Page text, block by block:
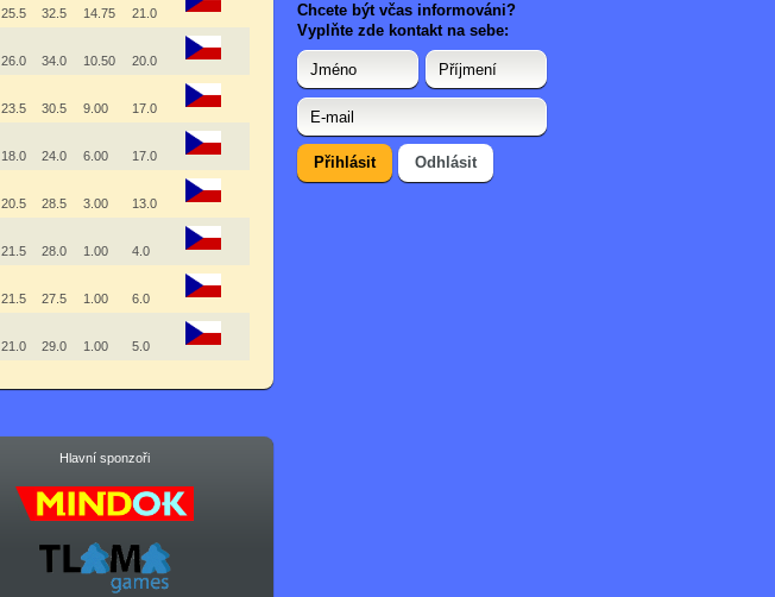
25.5 32.5 14.75 21.0
26.0 34.0 10.50 20.0
23.5 30.5 9.00 17.0
18.0 24.0 6.00 17.0
20.5 28.5 3.00 13.0
21.5 28.0 1.00 4.0
21.5 27.5 1.00 6.0
21.0 29.0 1.00 5.0
Hlavní sponzoři
Chcete být včas informováni?
Vyplňte zde kontakt na sebe: